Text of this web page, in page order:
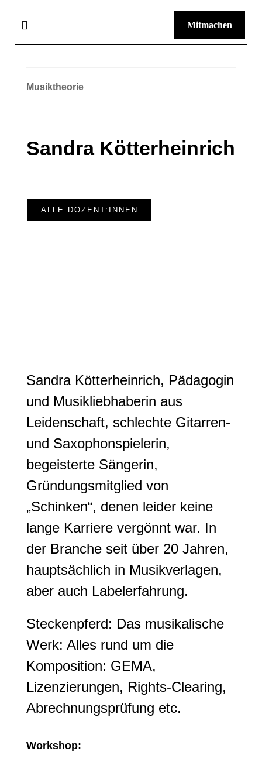
Inhalt
springen
Toggle
Navigation
News
f*mz
Mitmachen
Musiktheorie
Sandra Kötterheinrich
ALLE DOZENT:INNEN
Sandra Kötterheinrich, Pädagogin
und Musikliebhaberin aus
Leidenschaft, schlechte Gitarren-
und Saxophonspielerin,
begeisterte Sängerin,
Gründungsmitglied von
„Schinken“, denen leider keine
lange Karriere vergönnt war. In
der Branche seit über 20 Jahren,
hauptsächlich in Musikverlagen,
aber auch Labelerfahrung.
Steckenpferd: Das musikalische
Werk: Alles rund um die
Komposition: GEMA,
Lizenzierungen, Rights-Clearing,
Abrechnungsprüfung etc.
Workshop: